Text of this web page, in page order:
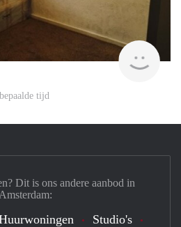
tijd
Dit is ons andere aanbod in
Amsterdam:
Studio's